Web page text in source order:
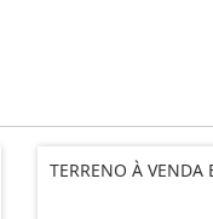
TERRENO À VENDA